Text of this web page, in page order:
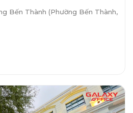
Bến Thành (Phường Bến Thành,